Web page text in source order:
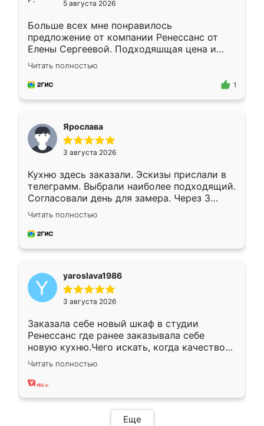
5 августа 2026
Больше всех мне понравилось
предложение от компании Ренессанс от
Елены Сергеевой. Подходяшщая цена и
короткие сроки изготовления. Приехавший
для замера сотрудник Владислав
предложил по моему эскизу самый
Читать полностью
1
Ярослава
3 августа 2026
Кухню здесь заказали. Эскизы прислали в
телеграмм. Выбрали наиболее подходящий.
Согласовали день для замера. Через 3
недели кухня была уже готова. Остались
довольны работой. Спасибо Ренессанс
мебель за качественную работу!
Читать полностью
yaroslava1986
3 августа 2026
Заказала себе новый шкаф в студии
Ренессанс где ранее заказывала себе
новую кухню.Чего искать, когда качеством
вполне довольна. Служит кухня уже почти
два года, нареканий нет.
Читать полностью
Еще